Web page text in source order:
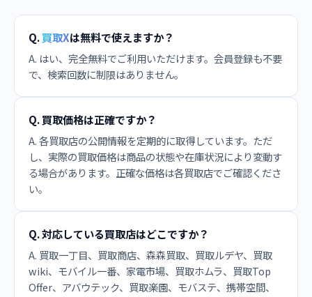
Q.買取Xは無料で使えますか？
A. はい、完全無料でご利用いただけます。会員登録も不要
で、検索回数に制限はありません。
Q. 買取価格は正確ですか？
A. 各買取店の公開情報を定期的に取得しています。ただ
し、実際の買取価格は商品の状態や在庫状況により変動す
る場合があります。正確な価格は各買取店でご確認くださ
い。
Q. 対応している買取店はどこですか？
A. 買取一丁目、買取商店、森森買取、買取ルデヤ、買取
wiki、モバイル一番、家電市場、買取ホムラ、買取Top
Offer、アバウテック、買取楽園、モバステ、携帯空間、